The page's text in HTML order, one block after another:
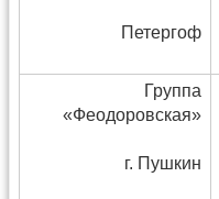
Петергоф
Группа
«Феодоровская»
г. Пушкин